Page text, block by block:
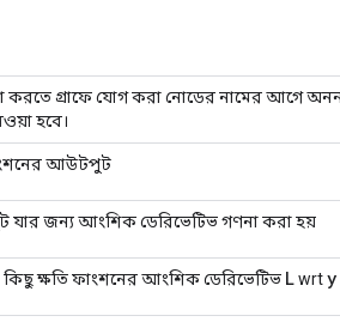
করতে গ্রাফে যোগ করা নোডের নামের আগে
হবে।
আউটপুট
যার জন্য আংশিক ডেরিভেটিভ গণনা করা হয়
কিছু ক্ষতি ফাংশনের আংশিক ডেরিভেটিভ Lwrty